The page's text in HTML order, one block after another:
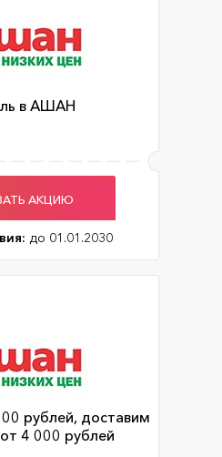
в АШАН
АКЦИЮ
до 01.01.2030
рублей, доставим
4 000 рублей